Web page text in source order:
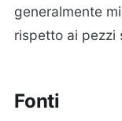
generalmente
rispetto ai pezzi
Fonti